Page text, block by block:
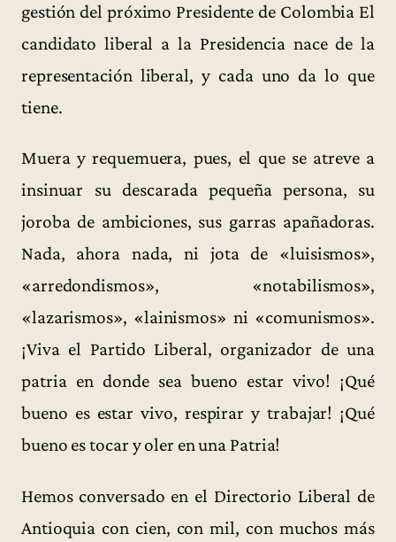
gestión del próximo Presidente de Colombia El
candidato liberal a la Presidencia nace de la
representación liberal, y cada uno da lo que
tiene.
Muera y requemuera, pues, el que se atreve a
insinuar su descarada pequeña persona, su
joroba de ambiciones, sus garras apañadoras.
Nada, ahora nada, ni jota de «luisismos»,
«arredondismos», «notabilismos»,
«lazarismos», «lainismos» ni «comunismos».
¡Viva el Partido Liberal, organizador de una
patria en donde sea bueno estar vivo! ¡Qué
bueno es estar vivo, respirar y trabajar! ¡Qué
bueno es tocar y oler en una Patria!
Hemos conversado en el Directorio Liberal de
Antioquia con cien, con mil, con muchos más